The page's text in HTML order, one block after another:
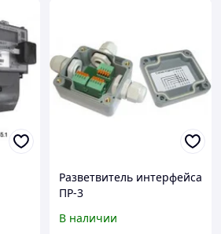
Разветвитель интерфейса
ПР-3
В наличии